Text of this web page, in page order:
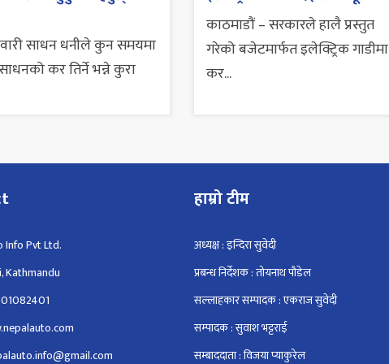
साधन धनीले कुन समयमा
कर तिर्ने भन्ने कुरा
काठमाडौं – सरकारले हालै प्रस्तुत
गरेको बजेटमार्फत इलेक्ट्रिक गाडीमा
कर...
Info Pvt Ltd.
Kathmandu
हाम्रो टीम
अध्यक्ष : इन्दिरा सुवेदी
प्रबन्ध निर्देशक : तोयनाथ पौडेल
सल्लाहकार सम्पादक : एकराज सुवेदी
सम्पादक : सुवाश भट्टराई
सम्बाददाता : विजया प्याकुरेल